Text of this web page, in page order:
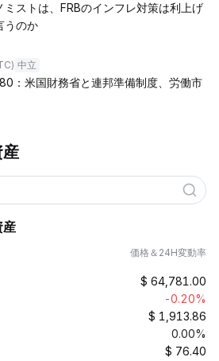
ミストは、FRBのインフレ対策は利上げ
うのか
中立
：米国財務省と連邦準備制度、労働市
産
価格＆24H変動率
$ 64,781.00
-0.20%
$ 1,913.86
0.00%
$ 76.40